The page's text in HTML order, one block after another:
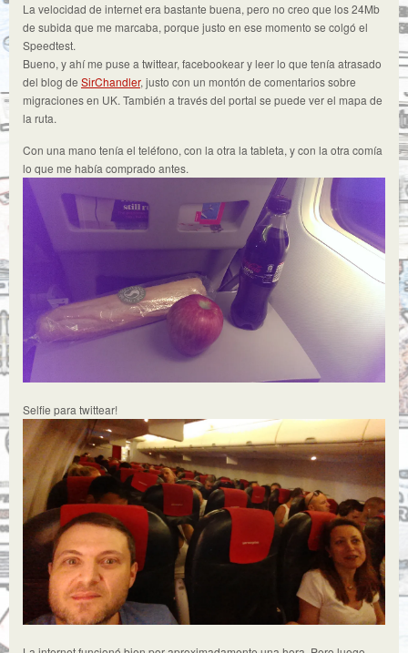
La velocidad de internet era bastante buena, pero no creo que los 24Mb
de subida que me marcaba, porque justo en ese momento se colgó el
Speedtest.
Bueno, y ahí me puse a twittear, facebookear y leer lo que tenía atrasado
del blog de SirChandler, justo con un montón de comentarios sobre
migraciones en UK. También a través del portal se puede ver el mapa de
la ruta.
Con una mano tenía el teléfono, con la otra la tableta, y con la otra comía
lo que me había comprado antes.
Selfie para twittear!